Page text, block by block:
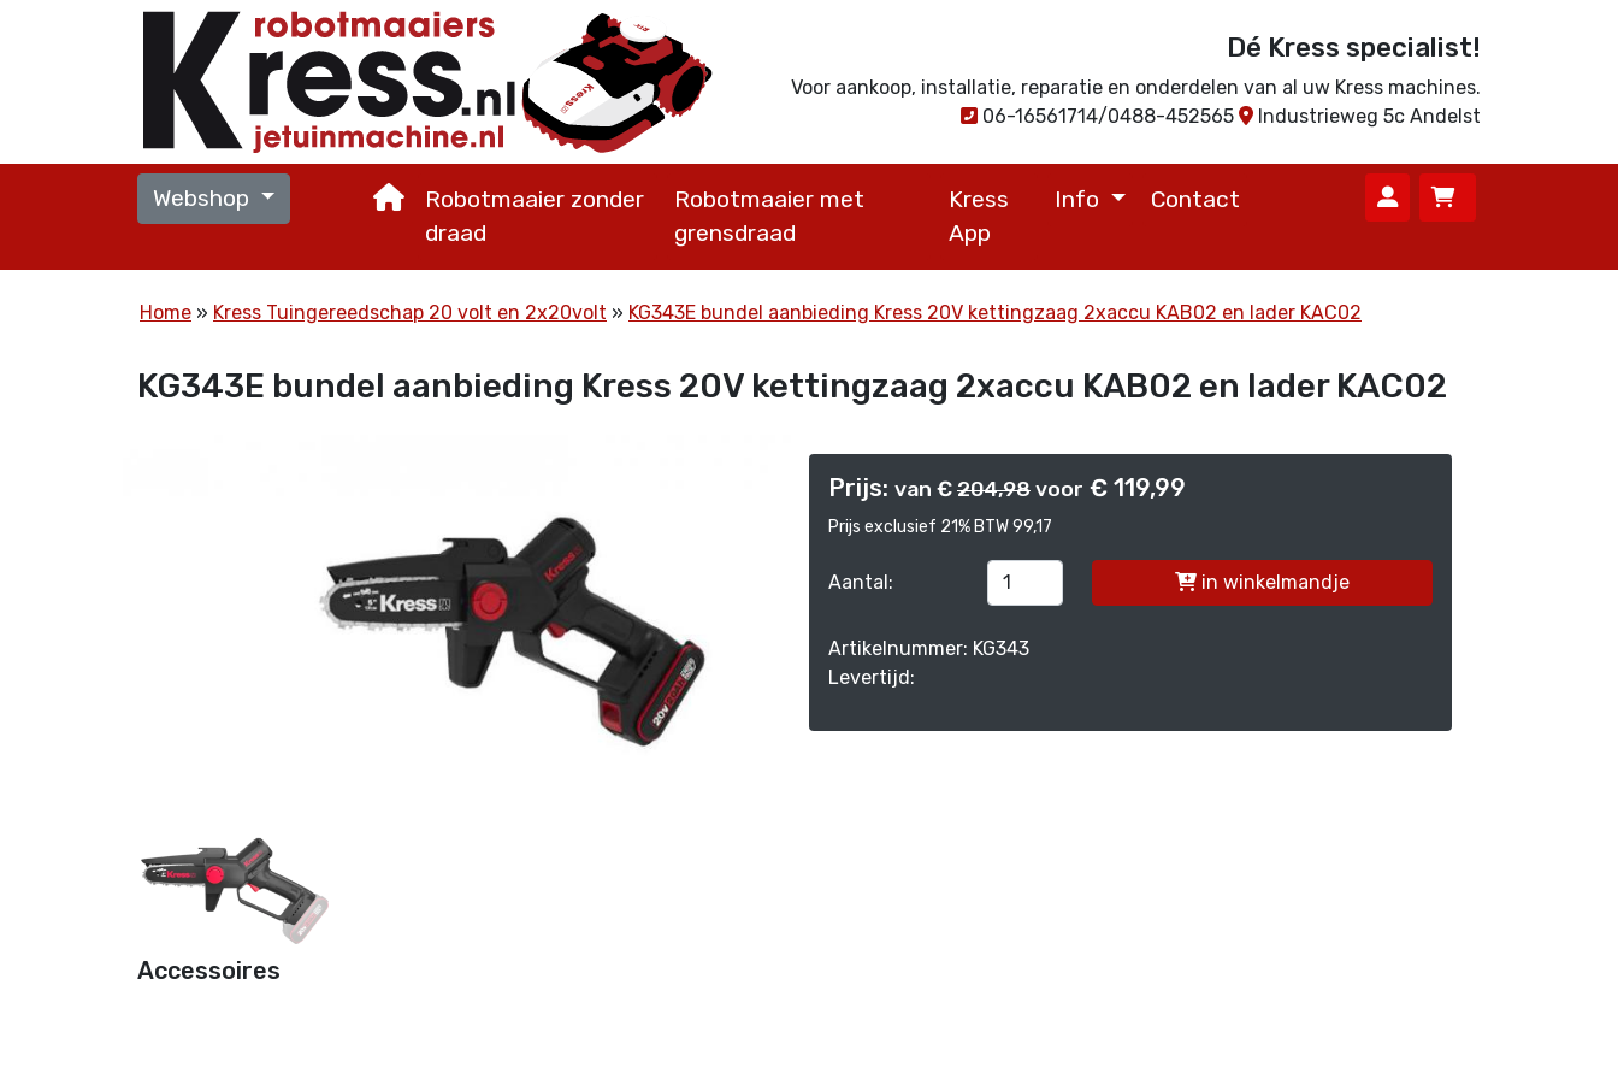
Dé Kress specialist!
Voor aankoop, installatie, reparatie en onderdelen van al uw Kress machines.
06-16561714/0488-452565
Industrieweg 5c Andelst
Webshop
Robotmaaier zonder
draad
Robotmaaier met
grensdraad
Kress
App
Info Contact
Home Kress Tuingereedschap 20 volt en 2x20volt KG343E bundel aanbieding Kress 20V kettingzaag 2xaccu KAB02 en lader KAC02
KG343E bundel aanbieding Kress 20V kettingzaag 2xaccu KAB02 en lader KAC02
Accessoires
Prijs: van € 204,98 voor € 119,99
Prijs exclusief 21% BTW 99,17
Aantal: in winkelmandje
Artikelnummer: KG343
Levertijd: